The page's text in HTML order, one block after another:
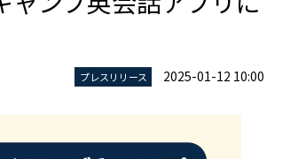
プレスリリース 2025-01-12 10:00